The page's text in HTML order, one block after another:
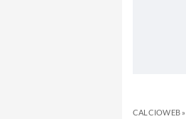
CALCIOWEB»